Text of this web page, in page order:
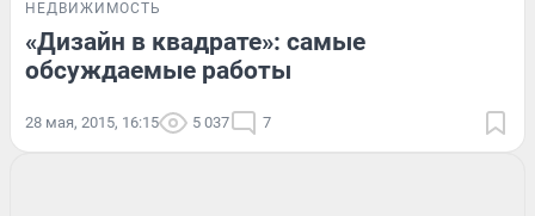
НЕДВИЖИМОСТЬ
«Дизайн в квадрате»: самые
обсуждаемые работы
28 мая, 2015, 16:15 5 037 7